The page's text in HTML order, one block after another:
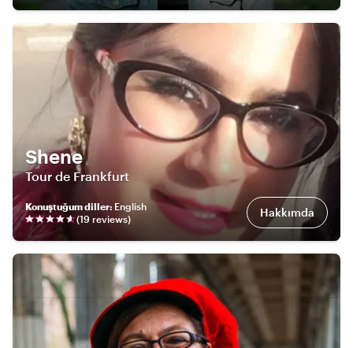
Shene
Tour de Frankfurt
Konuştuğum diller: English
(19 reviews) Hakkımda